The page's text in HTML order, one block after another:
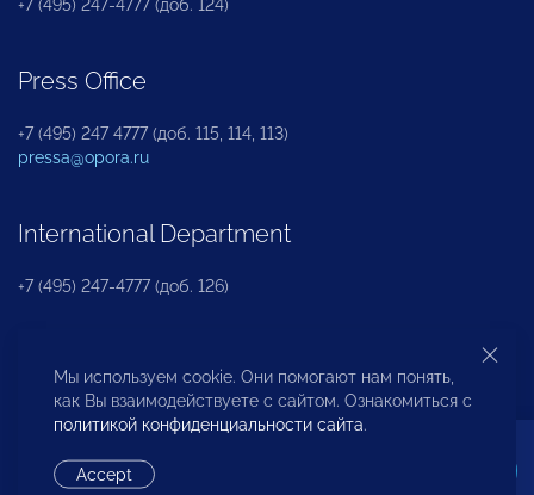
+7 (495) 247-4777 (доб. 124)
Press Office
+7 (495) 247 4777 (доб. 115, 114, 113)
pressa@opora.ru
International Department
+7 (495) 247-4777 (доб. 126)
Business and Investment Rights Protection
Department
Мы используем cookie. Они помогают нам понять,
как Вы взаимодействуете с сайтом. Ознакомиться с
политикой конфиденциальности сайта.
Accept